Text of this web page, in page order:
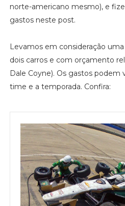
norte-americano mesmo), e
gastos neste post.
Levamos em consideração
dois carros e com orçamento
Dale Coyne). Os gastos podem
time e a temporada. Confira: